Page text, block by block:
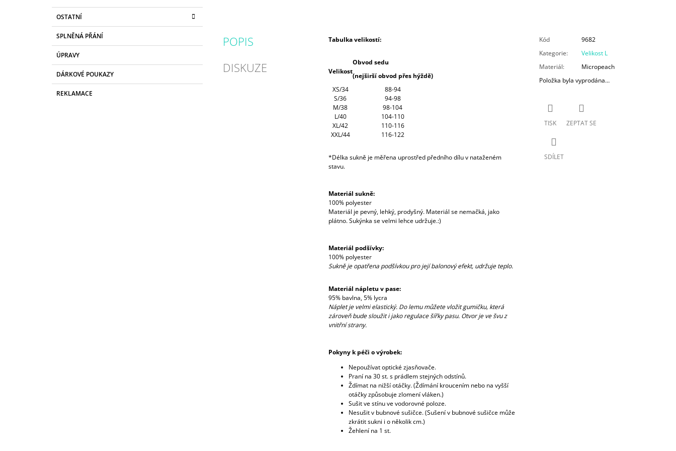
OSTATNÍ
SPLNĚNÁ PŘÁNÍ
ÚPRAVY
DÁRKOVÉ POUKAZY
REKLAMACE
POPIS
DISKUZE
Tabulka velikostí:
Velikost
Obvod sedu
(nejširší obvod přes hýždě)
XS/34
88-94
S/36
94-98
M/38
98-104
L/40
104-110
XL/42
110-116
XXL/44
116-122
*Délka sukně je měřena uprostřed předního dílu v nataženém
stavu.
Materiál sukně:
100% polyester
Materiál je pevný, lehký, prodyšný. Materiál se nemačká, jako
plátno. Sukýnka se velmi lehce udržuje.:)
Materiál podšívky:
100% polyester
Sukně je opatřena podšívkou pro její balonový efekt, udržuje teplo.
Materiál nápletu v pase:
95% bavlna, 5% lycra
Náplet je velmi elastický. Do lemu můžete vložit gumičku, která
zároveň bude sloužit i jako regulace šířky pasu. Otvor je ve švu z
vnitřní strany.
Pokyny k péči o výrobek:
Nepoužívat optické zjasňovače.
Praní na 30 st. s prádlem stejných odstínů.
Ždímat na nižší otáčky. (Ždímání kroucením nebo na vyšší
otáčky způsobuje zlomení vláken.)
Sušit ve stínu ve vodorovné poloze.
Nesušit v bubnové sušičce. (Sušení v bubnové sušičce může
zkrátit sukni i o několik cm.)
Žehlení na 1 st.
Kód
9682
Kategorie:
Velikost L
Materiál:
Micropeach
Položka byla vyprodána…
TISK ZEPTAT SE
SDÍLET